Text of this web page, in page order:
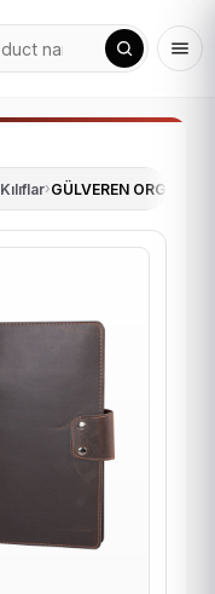
Kılıflar›GÜLVEREN